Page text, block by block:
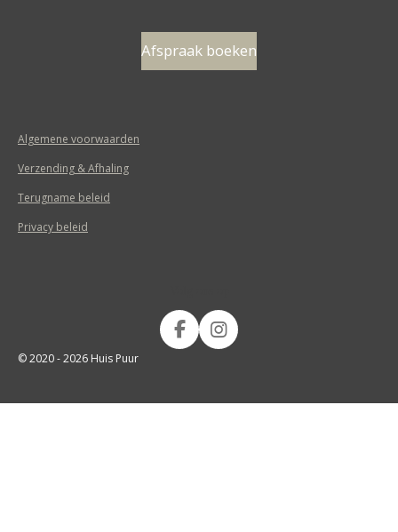
Afspraak boeken
Algemene voorwaarden
Verzending & Afhaling
Terugname beleid
Privacy beleid
F
a
b
I
n
a
© 2020 - 2026 Huis Puur